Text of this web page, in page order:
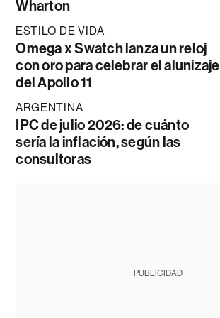
Wharton
ESTILO DE VIDA
Omega x Swatch lanza un reloj
con oro para celebrar el alunizaje
del Apollo 11
ARGENTINA
IPC de julio 2026: de cuánto
sería la inflación, según las
consultoras
PUBLICIDAD